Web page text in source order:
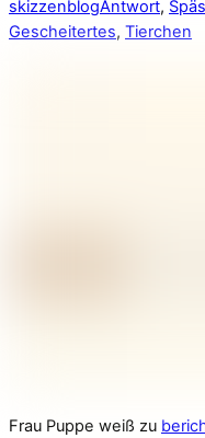
skizzenblogAntwort,
Gescheitertes, Tierchen
Frau Puppe weiß zu